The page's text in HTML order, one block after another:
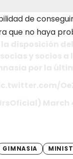
de
que no haya
GIMNASIA